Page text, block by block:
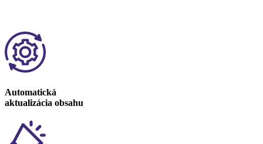
Automatická
aktualizácia obsahu